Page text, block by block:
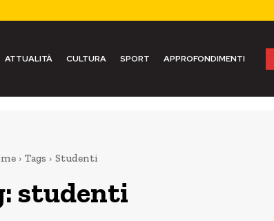
ATTUALITÀ CULTURA SPORT APPROFONDIMENTI
Tags Studenti
studenti